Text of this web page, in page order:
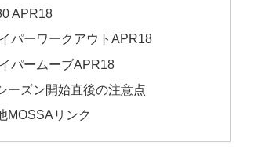
APR18
パーワークアウトAPR18
パームーブAPR18
ーズン開始直後の注意点
MOSSAリンク